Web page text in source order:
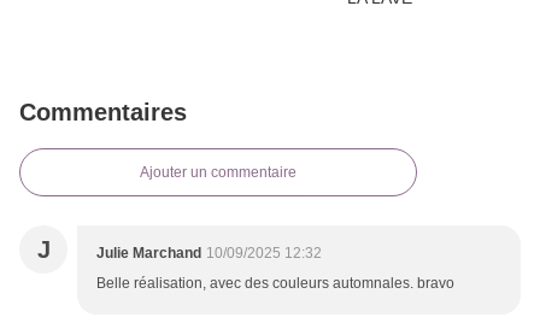
Commentaires
Ajouter un commentaire
J Julie Marchand 10/09/2025 12:32
Belle réalisation, avec des couleurs automnales. bravo